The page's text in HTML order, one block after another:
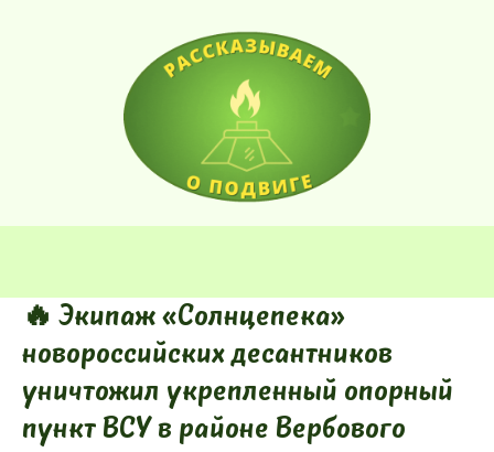
🔥 Экипаж «Солнцепека»
новороссийских десантников
уничтожил укрепленный опорный
пункт ВСУ в районе Вербового